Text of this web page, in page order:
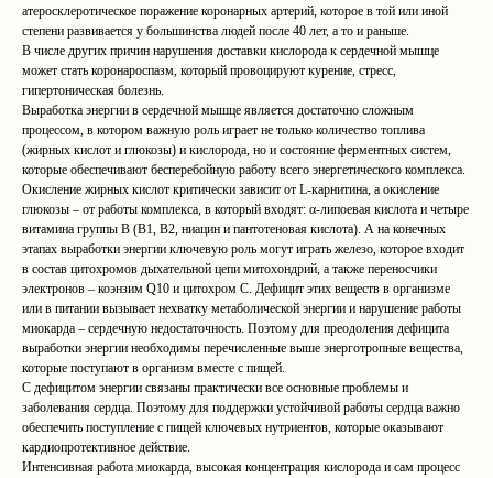
атеросклеротическое поражение коронарных артерий, которое в той или иной
степени развивается у большинства людей после 40 лет, а то и раньше.
В числе других причин нарушения доставки кислорода к сердечной мышце
может стать коронароспазм, который провоцируют курение, стресс,
гипертоническая болезнь.
Выработка энергии в сердечной мышце является достаточно сложным
процессом, в котором важную роль играет не только количество топлива
(жирных кислот и глюкозы) и кислорода, но и состояние ферментных систем,
которые обеспечивают бесперебойную работу всего энергетического комплекса.
Окисление жирных кислот критически зависит от L-карнитина, а окисление
глюкозы – от работы комплекса, в который входят: α-липоевая кислота и четыре
витамина группы В (В1, В2, ниацин и пантотеновая кислота). А на конечных
этапах выработки энергии ключевую роль могут играть железо, которое входит
в состав цитохромов дыхательной цепи митохондрий, а также переносчики
электронов – коэнзим Q10 и цитохром С. Дефицит этих веществ в организме
или в питании вызывает нехватку метаболической энергии и нарушение работы
миокарда – сердечную недостаточность. Поэтому для преодоления дефицита
выработки энергии необходимы перечисленные выше энерготропные вещества,
которые поступают в организм вместе с пищей.
С дефицитом энергии связаны практически все основные проблемы и
заболевания сердца. Поэтому для поддержки устойчивой работы сердца важно
обеспечить поступление с пищей ключевых нутриентов, которые оказывают
кардиопротективное действие.
Интенсивная работа миокарда, высокая концентрация кислорода и сам процесс